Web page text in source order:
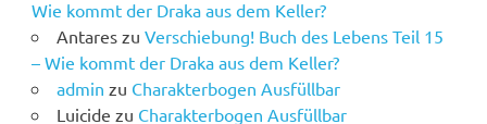
Wie kommt der Draka aus dem Keller?
Antareszu Verschiebung! Buch des Lebens Teil 15
– Wie kommt der Draka aus dem Keller?
admin zu Charakterbogen Ausfüllbar
Luicide zu Charakterbogen Ausfüllbar